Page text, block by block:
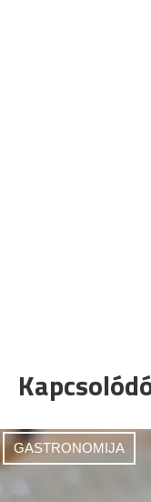
GASTRONOMIJA